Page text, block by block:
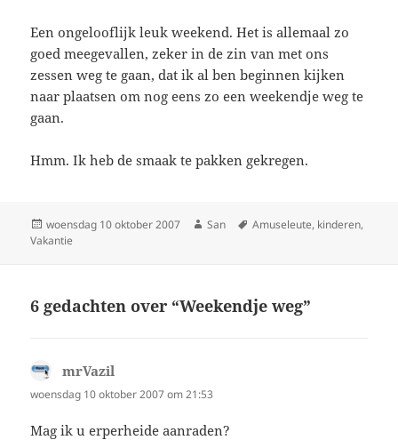
Een ongelooflijk leuk weekend. Het is allemaal zo
goed meegevallen, zeker in de zin van met ons
zessen weg te gaan, dat ik al ben beginnen kijken
naar plaatsen om nog eens zo een weekendje weg te
gaan.
Hmm. Ik heb de smaak te pakken gekregen.
Geplaatst
op
woensdag 10 oktober 2007 Auteur
San Tags
Amuseleute, kinderen,
Vakantie
6 gedachten over “Weekendje weg”
mrVazil
woensdag 10 oktober 2007 om 21:53
Mag ik u erperheide aanraden?